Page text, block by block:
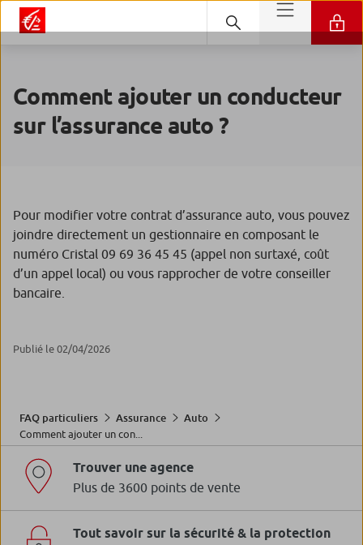
Comment ajouter un conducteur
sur l’assurance auto ?
Pour modifier votre contrat d’assurance auto, vous pouvez
joindre directement un gestionnaire en composant le
numéro Cristal 09 69 36 45 45 (appel non surtaxé, coût
d’un appel local) ou vous rapprocher de votre conseiller
bancaire.
Publié le 02/04/2026
FAQ particuliers Assurance
Auto
Comment ajouter un con...
Trouver une agence
Plus de 3600 points de vente
Tout savoir sur la sécurité & la protection